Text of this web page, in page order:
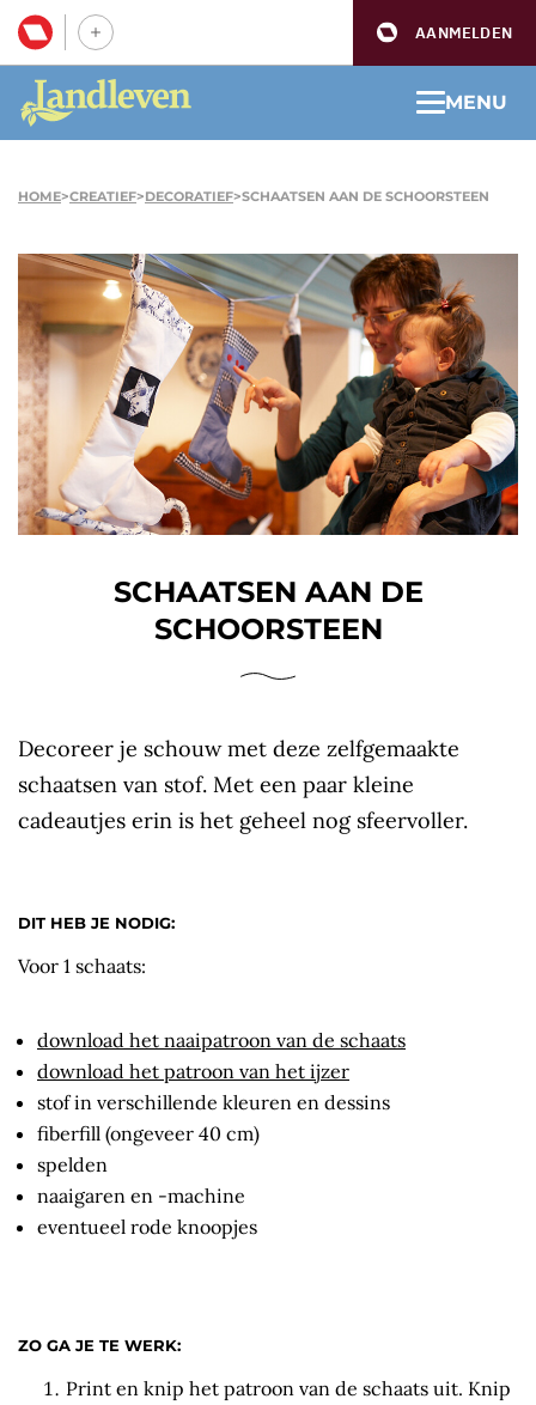
AANMELDEN
MENU
HOME>CREATIEF>DECORATIEF>SCHAATSEN AAN DE SCHOORSTEEN
SCHAATSEN AAN DE
SCHOORSTEEN
Decoreer je schouw met deze zelfgemaakte
schaatsen van stof. Met een paar kleine
cadeautjes erin is het geheel nog sfeervoller.
DIT HEB JE NODIG:
Voor 1 schaats:
download het naaipatroon van de schaats
download het patroon van het ijzer
stof in verschillende kleuren en dessins
fiberfill (ongeveer 40 cm)
spelden
naaigaren en -machine
eventueel rode knoopjes
ZO GA JE TE WERK:
Print en knip het patroon van de schaats uit. Knip